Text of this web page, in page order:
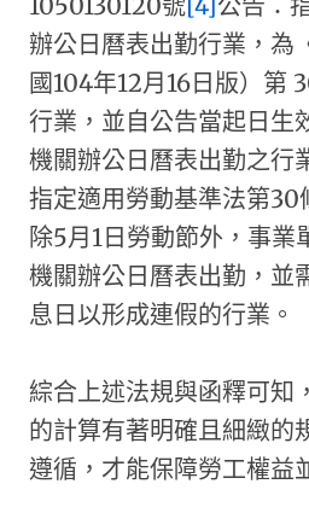
辦公日曆表出勤行業，為
國104年12月16日版）第
行業，並自公告當起日生
機關辦公日曆表出勤之行
指定適用勞動基準法第30
除5月1日勞動節外，事業
機關辦公日曆表出勤，並
息日以形成連假的行業。​
綜合上述法規與函釋可知
的計算有著明確且細緻的
遵循，才能保障勞工權益